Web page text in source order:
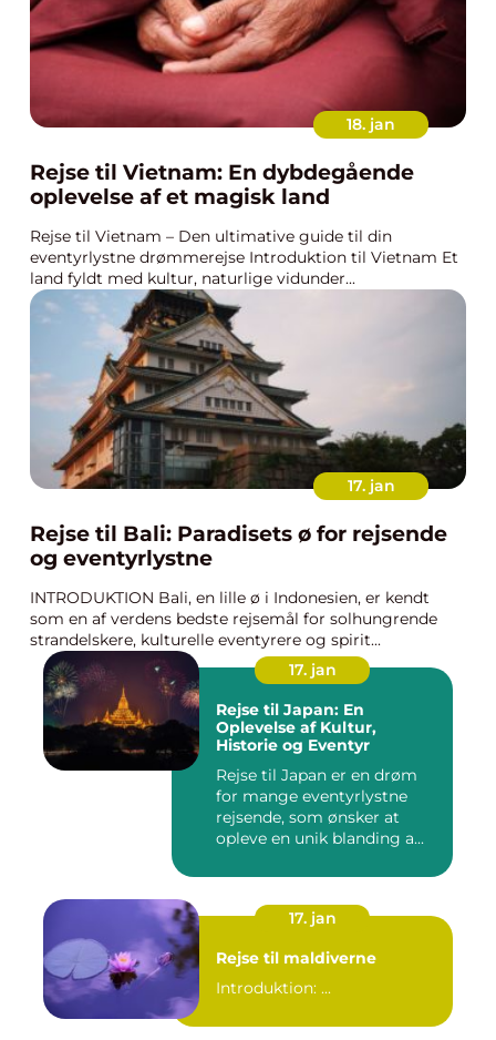
18. jan
Rejse til Vietnam: En dybdegående
oplevelse af et magisk land
Rejse til Vietnam – Den ultimative guide til din
eventyrlystne drømmerejse Introduktion til Vietnam Et
land fyldt med kultur, naturlige vidunder...
17. jan
Rejse til Bali: Paradisets ø for rejsende
og eventyrlystne
INTRODUKTION Bali, en lille ø i Indonesien, er kendt
som en af verdens bedste rejsemål for solhungrende
strandelskere, kulturelle eventyrere og spirit...
17. jan
Rejse til Japan: En
Oplevelse af Kultur,
Historie og Eventyr
Rejse til Japan er en drøm
for mange eventyrlystne
rejsende, som ønsker at
opleve en unik blanding a...
17. jan
Rejse til maldiverne
Introduktion: ...